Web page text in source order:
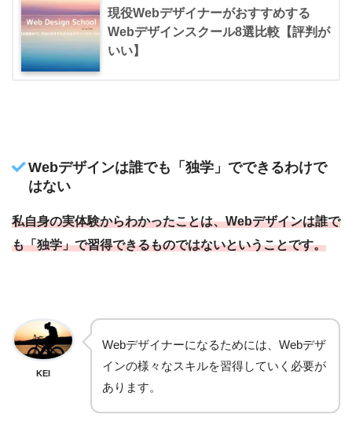
現役Webデザイナーがおすすめする
Webデザインスクール8選比較【評判が
いい】
Webデザインは誰でも「独学」でできるわけで
はない
私自身の実体験からわかったことは、Webデザインは誰で
も「独学」で習得できるものではないということです。
KEI
Webデザイナーになるためには、Webデザ
インの様々なスキルを習得していく必要が
あります。